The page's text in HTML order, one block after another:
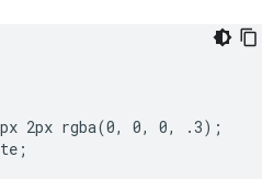
2px rgba(0, 0, 0, .3);